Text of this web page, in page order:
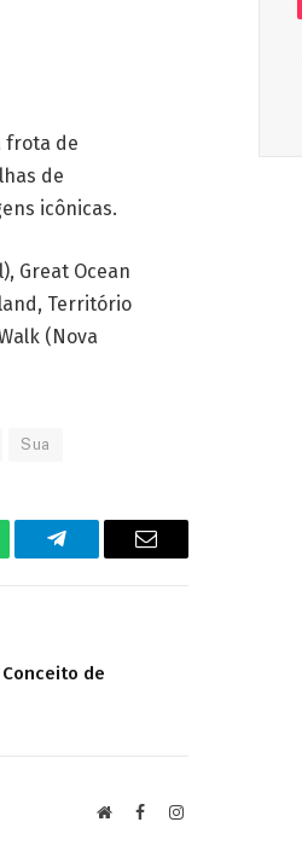
frota de
de
icônicas.
Great Ocean
Território
(Nova
Sua
TelegramaE-
de
Site FacebookInstagram